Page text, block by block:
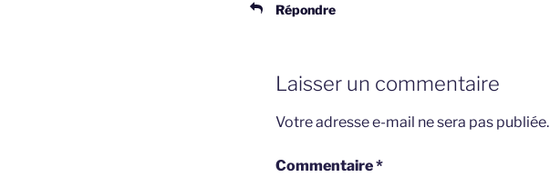
Répondre
Laisser un commentaire
Votre adresse e-mail ne sera pas publiée.
Commentaire*